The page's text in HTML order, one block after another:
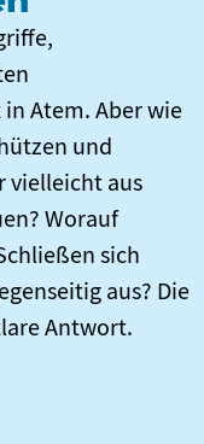
Atem. Aber wie
und
vielleicht aus
Worauf
sich
aus? Die
Antwort.